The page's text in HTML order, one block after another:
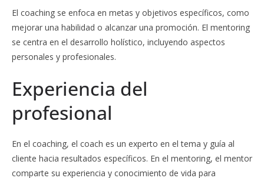
El coaching se enfoca en metas y objetivos específicos, como
mejorar una habilidad o alcanzar una promoción. El mentoring
se centra en el desarrollo holístico, incluyendo aspectos
personales y profesionales.
Experiencia del
profesional
En el coaching, el coach es un experto en el tema y guía al
cliente hacia resultados específicos. En el mentoring, el mentor
comparte su experiencia y conocimiento de vida para